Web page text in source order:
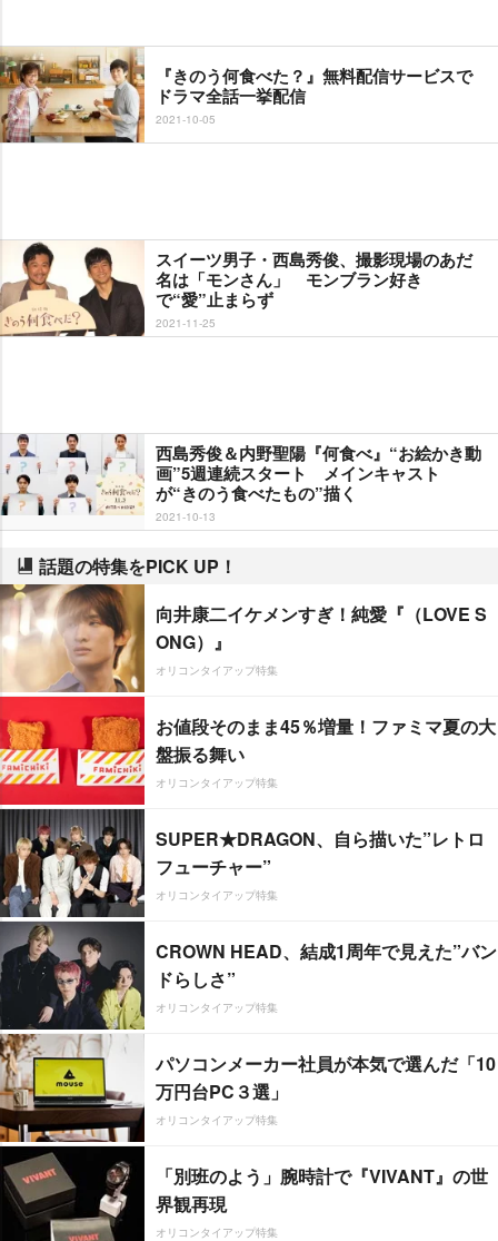
『きのう何食べた？』無料配信サービスで
ドラマ全話一挙配信
2021-10-05
スイーツ男子・西島秀俊、撮影現場のあだ
名は「モンさん」 モンブラン好き
で“愛”止まらず
2021-11-25
西島秀俊＆内野聖陽『何食べ』“お絵かき動
画”5週連続スタート メインキャスト
が“きのう食べたもの”描く
2021-10-13
話題の特集をPICK UP！
向井康二イケメンすぎ！純愛『（LOVE S
ONG）』
オリコンタイアップ特集
お値段そのまま45％増量！ファミマ夏の大
盤振る舞い
オリコンタイアップ特集
SUPER★DRAGON、自ら描いた”レトロ
フューチャー”
オリコンタイアップ特集
CROWN HEAD、結成1周年で見えた”バン
ドらしさ”
オリコンタイアップ特集
パソコンメーカー社員が本気で選んだ「10
万円台PC３選」
オリコンタイアップ特集
「別班のよう」腕時計で『VIVANT』の世
界観再現
オリコンタイアップ特集